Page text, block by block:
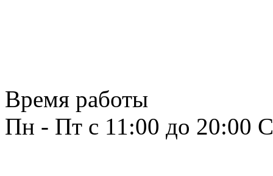
Время работы
Пн - Пт с 11:00 до 20:00